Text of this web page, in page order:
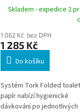
papír 2vrstvý bílý,
Skladem - expedice 2
1 062 Kč bez DPH
1 285 Kč
Do košíku
Systém Tork Folded
papír nabízí hygienické
dávkování po jednotlivých